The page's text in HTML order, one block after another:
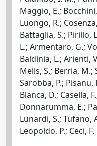
Maggio, E.;
Luongo, R.;
Battaglia, S.; Pirillo,
L.; Armentaro, G.;
Baldinia, L.; Arienti,
Melis, S.; Berria, M.;
Sarobba, P.;
Blanca, D.; Casella,
Donnarumma, E.;
Lunardi, S.; Tufano,
Leopoldo, P.; Ceci, F.